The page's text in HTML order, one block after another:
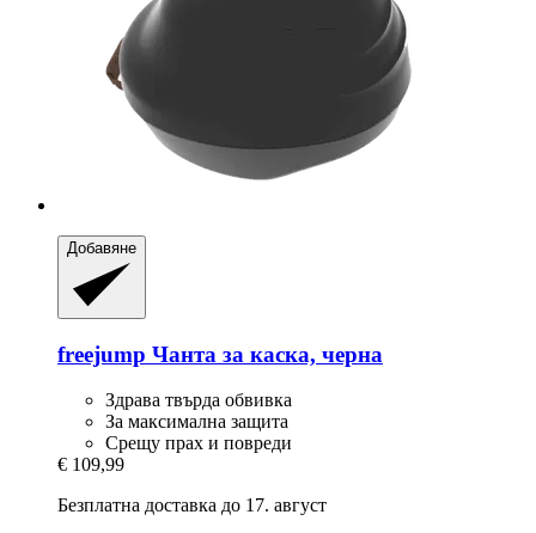
Добавяне
freejump Чанта за каска, черна
Здрава твърда обвивка
За максимална защита
Срещу прах и повреди
€ 109,99
Безплатна доставка до 17. август